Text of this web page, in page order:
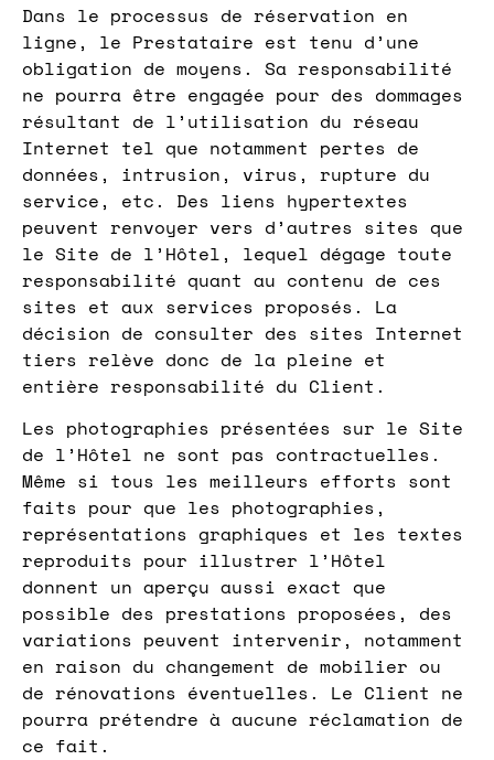
Dans le processus de réservation en
ligne, le Prestataire est tenu d’une
obligation de moyens. Sa responsabilité
ne pourra être engagée pour des dommages
résultant de l’utilisation du réseau
Internet tel que notamment pertes de
données, intrusion, virus, rupture du
service, etc. Des liens hypertextes
peuvent renvoyer vers d’autres sites que
le Site de l’Hôtel, lequel dégage toute
responsabilité quant au contenu de ces
sites et aux services proposés. La
décision de consulter des sites Internet
tiers relève donc de la pleine et
entière responsabilité du Client.
Les photographies présentées sur le Site
de l’Hôtel ne sont pas contractuelles.
Même si tous les meilleurs efforts sont
faits pour que les photographies,
représentations graphiques et les textes
reproduits pour illustrer l’Hôtel
donnent un aperçu aussi exact que
possible des prestations proposées, des
variations peuvent intervenir, notamment
en raison du changement de mobilier ou
de rénovations éventuelles. Le Client ne
pourra prétendre à aucune réclamation de
ce fait.